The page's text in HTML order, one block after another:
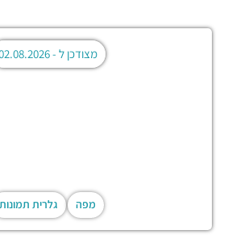
מפה גלרית תמונות
מצודכן ל -02.08.2026